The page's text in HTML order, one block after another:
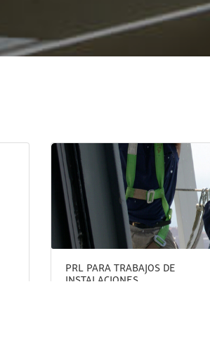
PRL PARA TRABAJOS DE
INSTALACIONES,